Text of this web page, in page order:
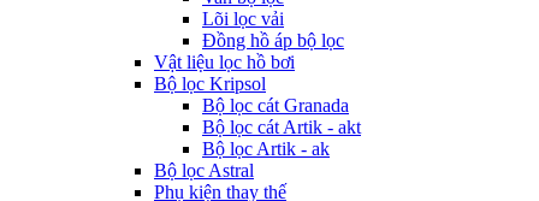
Lõi lọc vải
Đồng hồ áp bộ lọc
Vật liệu lọc hồ bơi
Bộ lọc Kripsol
Bộ lọc cát Granada
Bộ lọc cát Artik - akt
Bộ lọc Artik - ak
Bộ lọc Astral
Phụ kiện thay thế